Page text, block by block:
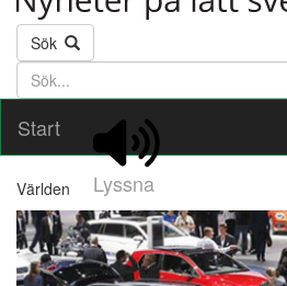
Sök
Söktext
Start
Lyssna
Världen